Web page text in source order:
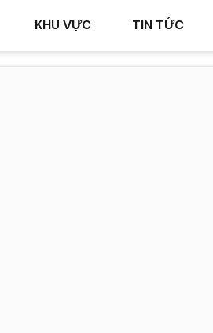
KHU VỰC TIN TỨC